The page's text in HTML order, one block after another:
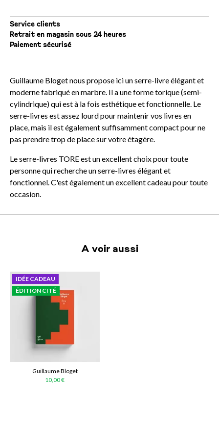
Service clients
Retrait en magasin sous 24 heures
Paiement sécurisé
Guillaume Bloget nous propose ici un serre-livre élégant et
moderne fabriqué en marbre. Il a une forme torique (semi-
cylindrique) qui est à la fois esthétique et fonctionnelle. Le
serre-livres est assez lourd pour maintenir vos livres en
place, mais il est également suffisamment compact pour ne
pas prendre trop de place sur votre étagère.
Le serre-livres TORE est un excellent choix pour toute
personne qui recherche un serre-livres élégant et
fonctionnel. C'est également un excellent cadeau pour toute
occasion.
A voir aussi
IDÉE CADEAU
ÉDITION CITÉ
Guillaume Bloget
10,00 €